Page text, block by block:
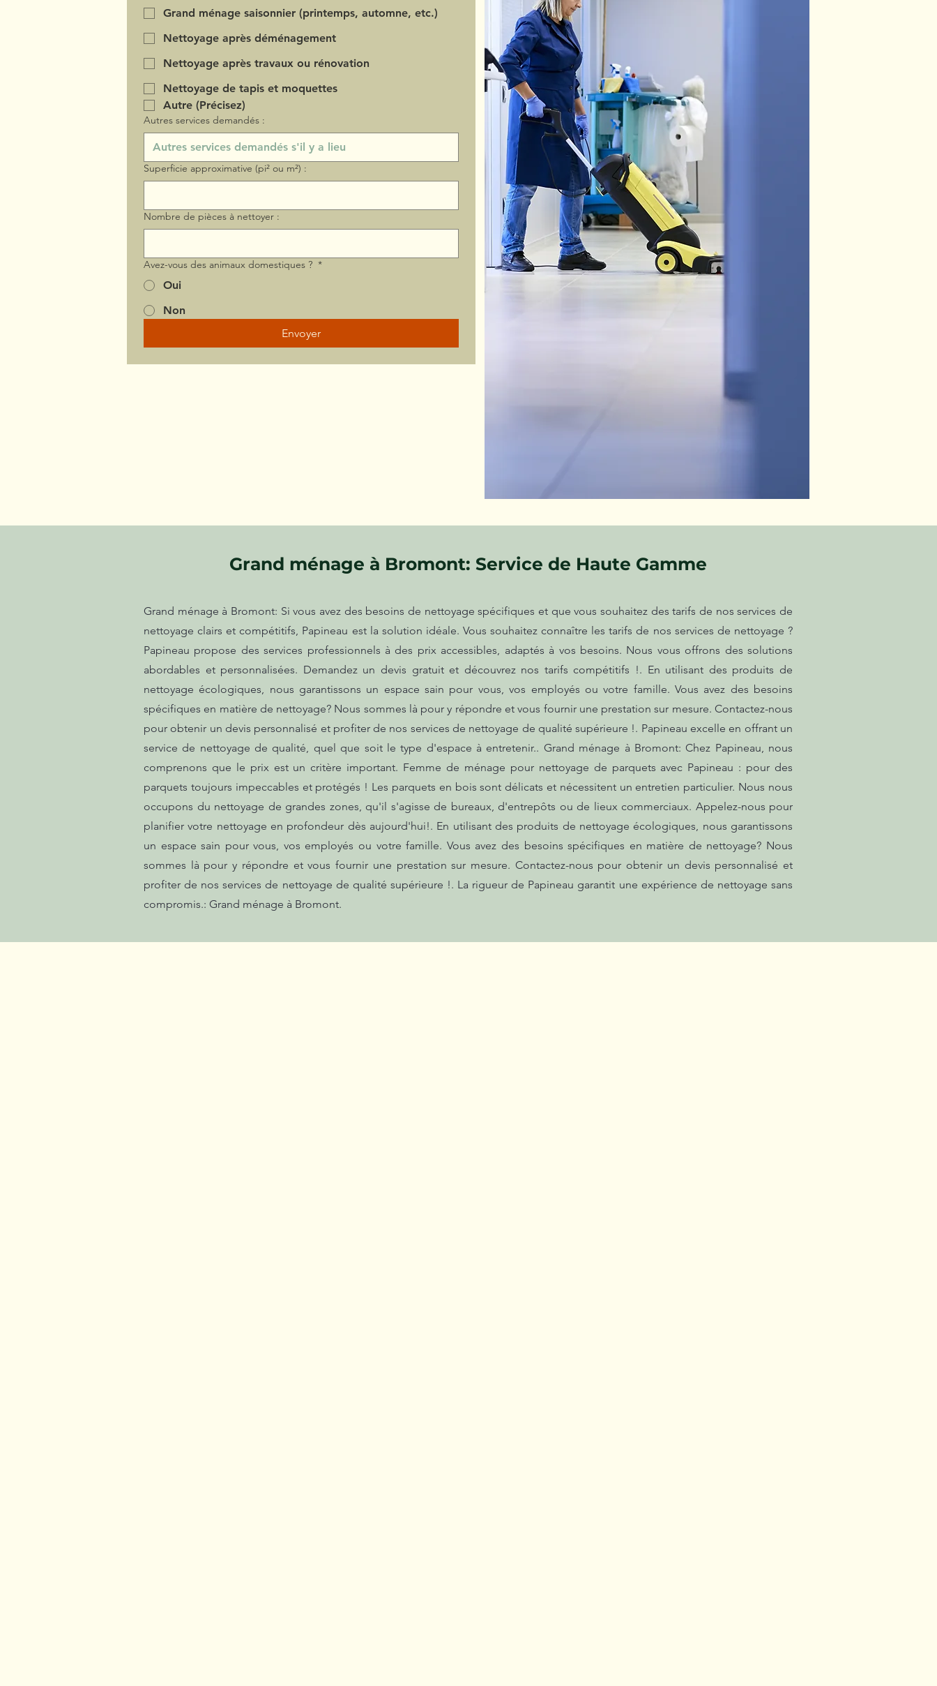
Grand ménage saisonnier (printemps, automne, etc.)
Nettoyage après déménagement
Nettoyage après travaux ou rénovation
Nettoyage de tapis et moquettes
Autre (Précisez)
Autres services demandés :
Superficie approximative (pi² ou m²) :
Nombre de pièces à nettoyer :
Avez-vous des animaux domestiques ? *
Oui
Non
Envoyer
Grand ménage à Bromont: Service de Haute Gamme
Grand ménage à Bromont: Si vous avez des besoins de nettoyage spécifiques et que vous souhaitez des tarifs de nos services de
nettoyage clairs et compétitifs, Papineau est la solution idéale. Vous souhaitez connaître les tarifs de nos services de nettoyage ?
Papineau propose des services professionnels à des prix accessibles, adaptés à vos besoins. Nous vous offrons des solutions
abordables et personnalisées. Demandez un devis gratuit et découvrez nos tarifs compétitifs !. En utilisant des produits de
nettoyage écologiques, nous garantissons un espace sain pour vous, vos employés ou votre famille. Vous avez des besoins
spécifiques en matière de nettoyage? Nous sommes là pour y répondre et vous fournir une prestation sur mesure. Contactez-nous
pour obtenir un devis personnalisé et profiter de nos services de nettoyage de qualité supérieure !. Papineau excelle en offrant un
service de nettoyage de qualité, quel que soit le type d'espace à entretenir.. Grand ménage à Bromont: Chez Papineau, nous
comprenons que le prix est un critère important. Femme de ménage pour nettoyage de parquets avec Papineau : pour des
parquets toujours impeccables et protégés ! Les parquets en bois sont délicats et nécessitent un entretien particulier. Nous nous
occupons du nettoyage de grandes zones, qu'il s'agisse de bureaux, d'entrepôts ou de lieux commerciaux. Appelez-nous pour
planifier votre nettoyage en profondeur dès aujourd'hui!. En utilisant des produits de nettoyage écologiques, nous garantissons
un espace sain pour vous, vos employés ou votre famille. Vous avez des besoins spécifiques en matière de nettoyage? Nous
sommes là pour y répondre et vous fournir une prestation sur mesure. Contactez-nous pour obtenir un devis personnalisé et
profiter de nos services de nettoyage de qualité supérieure !. La rigueur de Papineau garantit une expérience de nettoyage sans
compromis.: Grand ménage à Bromont.